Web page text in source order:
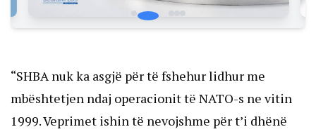
“SHBA nuk ka asgjë për të fshehur lidhur me
mbështetjen ndaj operacionit të NATO-s ne vitin
1999. Veprimet ishin të nevojshme për t’i dhënë